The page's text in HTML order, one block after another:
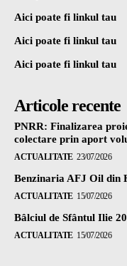
Aici poate fi linkul tau
Aici poate fi linkul tau
Aici poate fi linkul tau
Articole recente
PNRR: Finalizarea
colectare prin aport
ACTUALITATE 23/07/2026
Benzinaria AFJ Oil din
ACTUALITATE 15/07/2026
Bâlciul de Sfântul Ilie
ACTUALITATE 15/07/2026